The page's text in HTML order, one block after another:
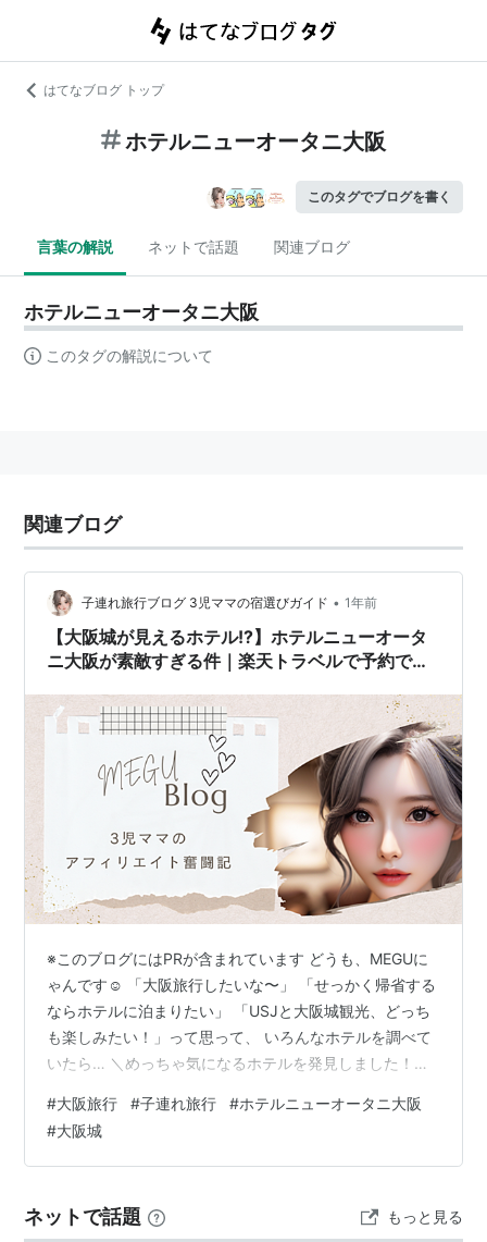
はてなブログ トップ
ホテルニューオータニ大阪
このタグでブログを書く
言葉の解説 ネットで話題 関連ブログ
ホテルニューオータニ大阪
このタグの解説について
関連ブログ
子連れ旅行ブログ 3児ママの宿選びガイド • 1年前
【大阪城が見えるホテル!?】ホテルニューオータ
ニ大阪が素敵すぎる件｜楽天トラベルで予約でき
※このブログにはPRが含まれています どうも、MEGUに
ゃんです☺️ 「大阪旅行したいな〜」 「せっかく帰省する
ならホテルに泊まりたい」 「USJと大阪城観光、どっち
も楽しみたい！」って思って、 いろんなホテルを調べて
いたら… ＼めっちゃ気になるホテルを発見しました！／
実際に宿泊された方の口コミや楽天トラベルの情報をも
とに、 このホテルの魅力をぎゅっとまとめてご紹介しま
す♪ a.r10.to ◆ 大阪城ビューが楽しめるってほんま!? こ
るんです！ 楽天トラベルの口コミでも、 「部屋の窓か…
#大阪旅行 #子連れ旅行 #ホテルニューオータニ大阪
#大阪城
ネットで話題 もっと見る